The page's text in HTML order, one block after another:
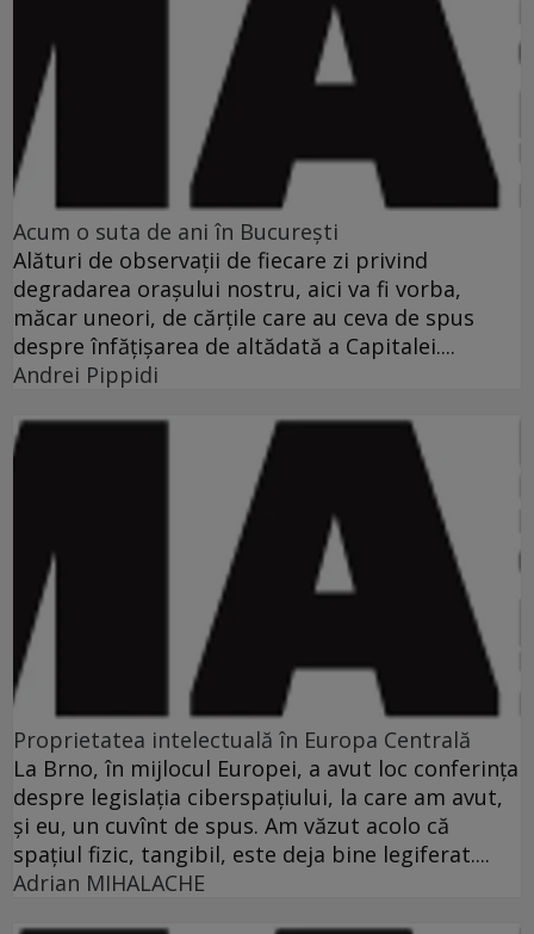
Acum o suta de ani în Bucureşti
Alături de observaţii de fiecare zi privind
degradarea oraşului nostru, aici va fi vorba,
măcar uneori, de cărţile care au ceva de spus
despre înfăţişarea de altădată a Capitalei....
Andrei Pippidi
Proprietatea intelectuală în Europa Centrală
La Brno, în mijlocul Europei, a avut loc conferinţa
despre legislaţia ciberspaţiului, la care am avut,
şi eu, un cuvînt de spus. Am văzut acolo că
spaţiul fizic, tangibil, este deja bine legiferat....
Adrian MIHALACHE